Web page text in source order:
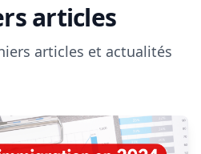
articles
articles et actualités